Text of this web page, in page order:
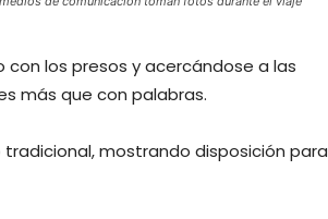
los presos y acercándose a las
más que con palabras.
mostrando disposición para